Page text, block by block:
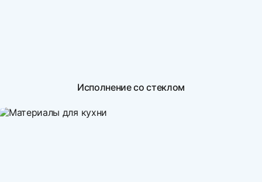
Исполнение со стеклом